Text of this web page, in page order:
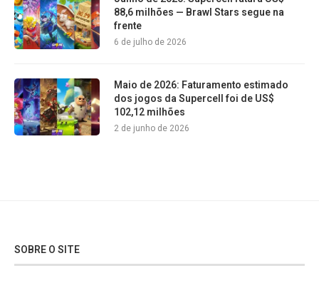
88,6 milhões — Brawl Stars segue na
frente
6 de julho de 2026
Maio de 2026: Faturamento estimado
dos jogos da Supercell foi de US$
102,12 milhões
2 de junho de 2026
SOBRE O SITE